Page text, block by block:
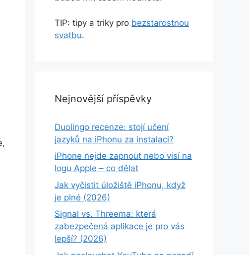
TIP: tipy a triky pro bezstarostnou
svatbu.
Nejnovější příspěvky
Duolingo recenze: stojí učení
jazyků na iPhonu za instalaci?
iPhone nejde zapnout nebo visí na
logu Apple – co dělat
Jak vyčistit úložiště iPhonu, když
je plné (2026)
Signal vs. Threema: která
zabezpečená aplikace je pro vás
lepší? (2026)